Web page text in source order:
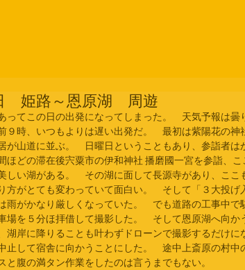
姫路～恩原湖 周遊
ってこの日の出発になってしまった。　天気予報は
９時、いつもよりは遅い出発だ。　最初は紫陽花の
が山道に並ぶ。　日曜日ということもあり、参詣者
ほどの滞在後宍粟市の伊和神社 播磨國一宮を参詣、
しい湖がある。　その湖に面して長源寺があり、こ
方がとても変わっていて面白い。　そして「３大投
雨がかなり厳しくなっていた。　でも道路の工事中
場を５分ほ拝借して撮影した。　そして恩原湖へ向
湖岸に降りることも叶わずドローンで撮影するだけ
止して宿舎に向かうことにした。　途中上斎原の村
と腹の満タン作業をしたのは言うまでもない。